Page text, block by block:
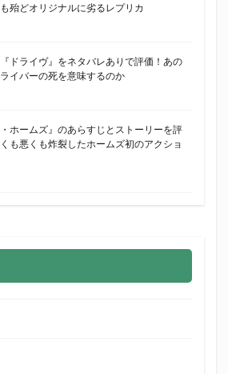
殆どオリジナルに劣るレプリカ
ドライヴ』をネタバレありで評価！あの
イバーの死を意味するのか
ホームズ』のあらすじとストーリーを評
も悪くも炸裂したホームズ初のアクショ